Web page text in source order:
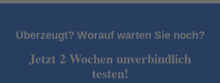
Unser Aktionsangebot unverbindlich
Überzeugt? Worauf warten Sie noch?
Jetzt 2 Wochen unverbindlich
testen!